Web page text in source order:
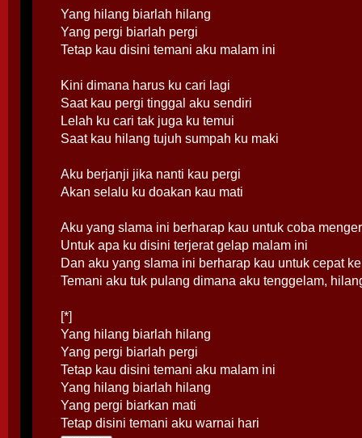
Yang hilang biarlah hilang
Yang pergi biarlah pergi
Tetap kau disini temani aku malam ini
Kini dimana harus ku cari lagi
Saat kau pergi tinggal aku sendiri
Lelah ku cari tak juga ku temui
Saat kau hilang tujuh sumpah ku maki
Aku berjanji jika nanti kau pergi
Akan selalu ku doakan kau mati
Aku yang slama ini berharap kau untuk coba
Untuk apa ku disini terjerat gelap malam ini
Dan aku yang slama ini berharap kau untuk cepat
Temani aku tuk pulang dimana aku tenggelam,
[*]
Yang hilang biarlah hilang
Yang pergi biarlah pergi
Tetap kau disini temani aku malam ini
Yang hilang biarlah hilang
Yang pergi biarkan mati
Tetap disini temani aku warnai hari